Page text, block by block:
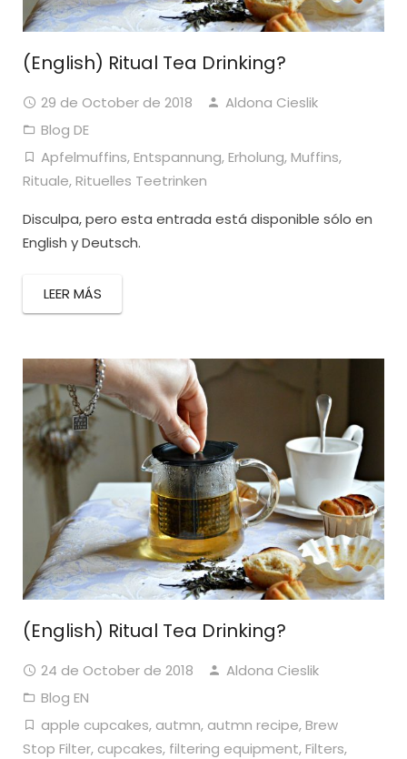
(English) Ritual Tea Drinking?
29 de October de 2018
Aldona Cieslik
Blog DE
Apfelmuffins,Entspannung,Erholung,Muffins,
Rituale,Rituelles Teetrinken
Disculpa, pero esta entrada está disponible sólo en
English y Deutsch.
LEER MÁS
(English) Ritual Tea Drinking?
24 de October de 2018
Aldona Cieslik
Blog EN
apple cupcakes, autmn, autmn recipe,Brew
Stop Filter, cupcakes, filtering equipment,Filters,